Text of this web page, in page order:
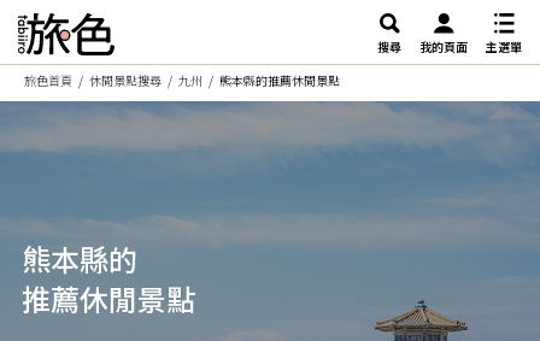
搜尋 我的頁面
主選單
旅色首頁
休閒景點搜尋 九州 熊本縣的推薦休閒景點
熊本縣的
推薦休閒景點